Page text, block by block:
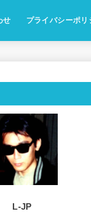
せ プライバシーポリ
L-JP